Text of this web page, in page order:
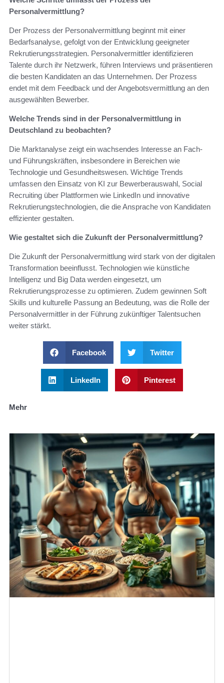
Personalvermittlung?
Der Prozess der Personalvermittlung beginnt mit einer
Bedarfsanalyse, gefolgt von der Entwicklung geeigneter
Rekrutierungsstrategien. Personalvermittler identifizieren
Talente durch ihr Netzwerk, führen Interviews und präsentieren
die besten Kandidaten an das Unternehmen. Der Prozess
endet mit dem Feedback und der Angebotsvermittlung an den
ausgewählten Bewerber.
Welche Trends sind in der Personalvermittlung in
Deutschland zu beobachten?
Die Marktanalyse zeigt ein wachsendes Interesse an Fach-
und Führungskräften, insbesondere in Bereichen wie
Technologie und Gesundheitswesen. Wichtige Trends
umfassen den Einsatz von KI zur Bewerberauswahl, Social
Recruiting über Plattformen wie LinkedIn und innovative
Rekrutierungstechnologien, die die Ansprache von Kandidaten
effizienter gestalten.
Wie gestaltet sich die Zukunft der Personalvermittlung?
Die Zukunft der Personalvermittlung wird stark von der digitalen
Transformation beeinflusst. Technologien wie künstliche
Intelligenz und Big Data werden eingesetzt, um
Rekrutierungsprozesse zu optimieren. Zudem gewinnen Soft
Skills und kulturelle Passung an Bedeutung, was die Rolle der
Personalvermittler in der Führung zukünftiger Talentsuchen
weiter stärkt.
Facebook Twitter
LinkedIn Pinterest
Mehr